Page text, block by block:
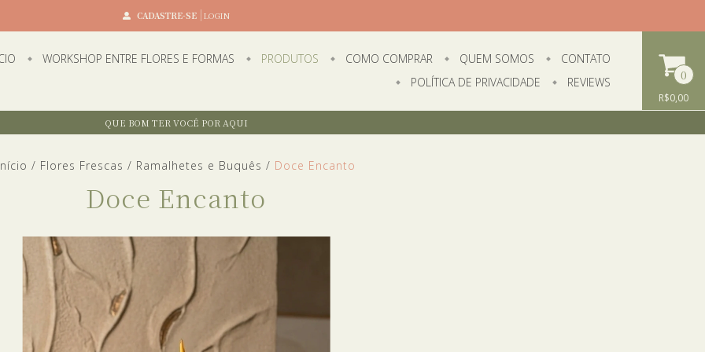
CADASTRE-SE LOGIN
WORKSHOP ENTRE FLORES E FORMAS PRODUTOS COMO COMPRAR QUEM SOMOS
CONTATO
POLÍTICA DE PRIVACIDADE
REVIEWS 0
R$0,00
QUE BOM TER VOCÊ POR AQUI
/ Flores Frescas / Ramalhetes e Buquês / Doce Encanto
Doce Encanto